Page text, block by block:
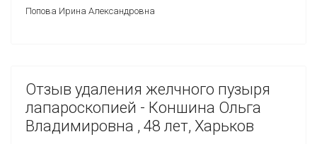
Попова Ирина Александровна
Отзыв удаления желчного пузыря
лапароскопией - Коншина Ольга
Владимировна , 48 лет, Харьков